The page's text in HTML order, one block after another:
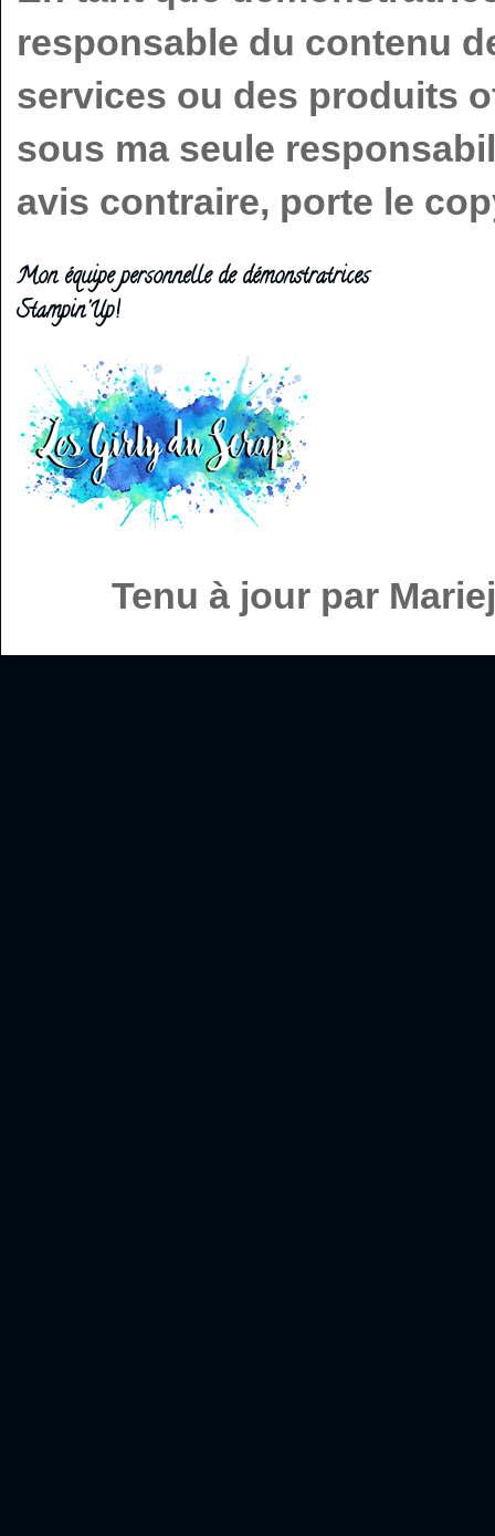
responsable du contenu
services ou des produits
sous ma seule
avis contraire, porte le
Mon équipe personnelle de démonstratrices
Stampin'Up!
Tenu à jour par